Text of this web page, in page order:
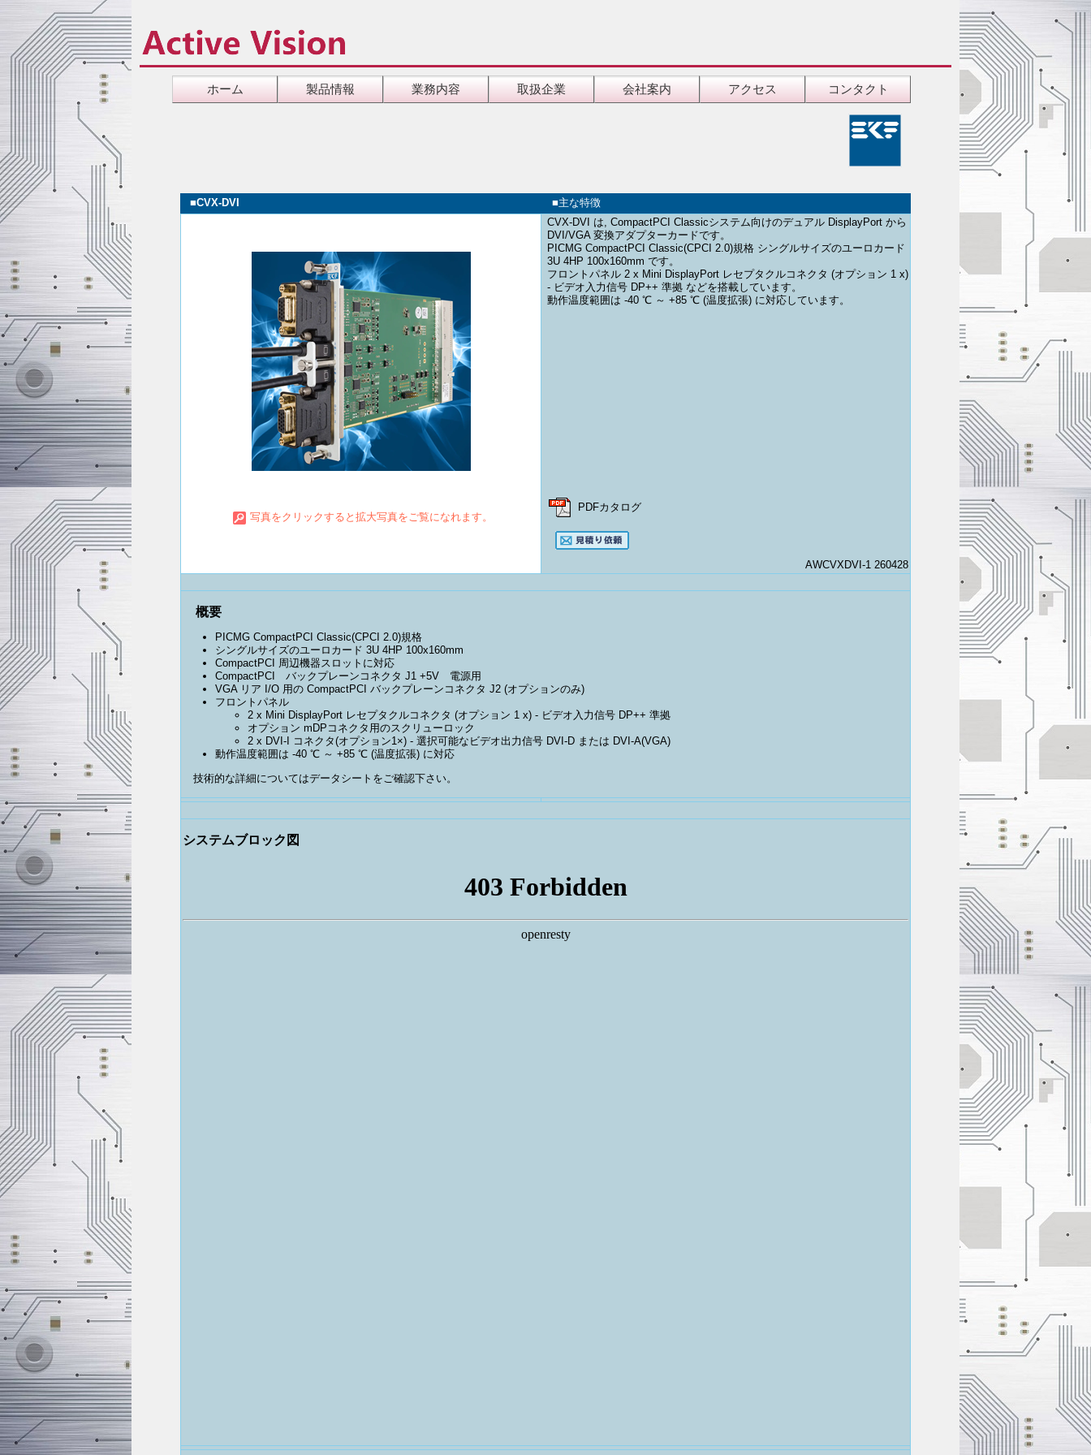
ホーム 製品情報 業務内容 取扱企業 会社案内 アクセス コンタクト
■CVX-DVI ■主な特徴
写真をクリックすると拡大写真をご覧になれます。
CVX-DVI は, CompactPCI Classicシステム向けのデュアル DisplayPort から
DVI/VGA 変換アダプターカードです。
PICMG CompactPCI Classic(CPCI 2.0)規格 シングルサイズのユーロカード
3U 4HP 100x160mm です。
フロントパネル 2 x Mini DisplayPort レセプタクルコネクタ (オプション 1 x)
- ビデオ入力信号 DP++ 準拠 などを搭載しています。
動作温度範囲は -40 ℃ ～ +85 ℃ (温度拡張) に対応しています。
PDFカタログ
AWCVXDVI-1 260428
概要
PICMG CompactPCI Classic(CPCI 2.0)規格
シングルサイズのユーロカード 3U 4HP 100x160mm
CompactPCI 周辺機器スロットに対応
CompactPCI バックプレーンコネクタ J1 +5V 電源用
VGA リア I/O 用の CompactPCI バックプレーンコネクタ J2 (オプションのみ)
フロントパネル
2 x Mini DisplayPort レセプタクルコネクタ (オプション 1 x) - ビデオ入力信号 DP++ 準拠
オプション mDPコネクタ用のスクリューロック
2 x DVI-I コネクタ(オプション1×) - 選択可能なビデオ出力信号 DVI-D または DVI-A(VGA)
動作温度範囲は -40 ℃ ～ +85 ℃ (温度拡張) に対応
技術的な詳細についてはデータシートをご確認下さい。
システムブロック図